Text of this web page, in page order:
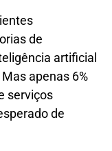
de
artificial
apenas 6%
serviços
de